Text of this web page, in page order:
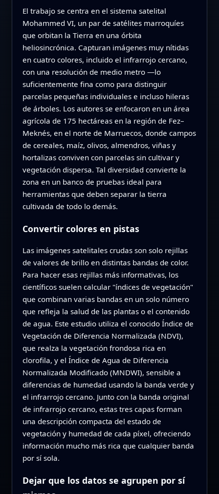
El trabajo se centra en el sistema satelital
Mohammed VI, un par de satélites marroquíes
que orbitan la Tierra en una órbita
heliosincrónica. Capturan imágenes muy nítidas
en cuatro colores, incluido el infrarrojo cercano,
con una resolución de medio metro —lo
suficientemente fina como para distinguir
parcelas pequeñas individuales e incluso hileras
de árboles. Los autores se enfocaron en un área
agrícola de 175 hectáreas en la región de Fez–
Meknés, en el norte de Marruecos, donde campos
de cereales, maíz, olivos, almendros, viñas y
hortalizas conviven con parcelas sin cultivar y
vegetación dispersa. Tal diversidad convierte la
zona en un banco de pruebas ideal para
herramientas que deben separar la tierra
cultivada de todo lo demás.
Convertir colores en pistas
Las imágenes satelitales crudas son solo rejillas
de valores de brillo en distintas bandas de color.
Para hacer esas rejillas más informativas, los
científicos suelen calcular "índices de vegetación"
que combinan varias bandas en un solo número
que refleja la salud de las plantas o el contenido
de agua. Este estudio utiliza el conocido Índice de
Vegetación de Diferencia Normalizada (NDVI),
que realza la vegetación frondosa rica en
clorofila, y el Índice de Agua de Diferencia
Normalizada Modificado (MNDWI), sensible a
diferencias de humedad usando la banda verde y
el infrarrojo cercano. Junto con la banda original
de infrarrojo cercano, estas tres capas forman
una descripción compacta del estado de
vegetación y humedad de cada píxel, ofreciendo
información mucho más rica que cualquier banda
por sí sola.
Dejar que los datos se agrupen por sí